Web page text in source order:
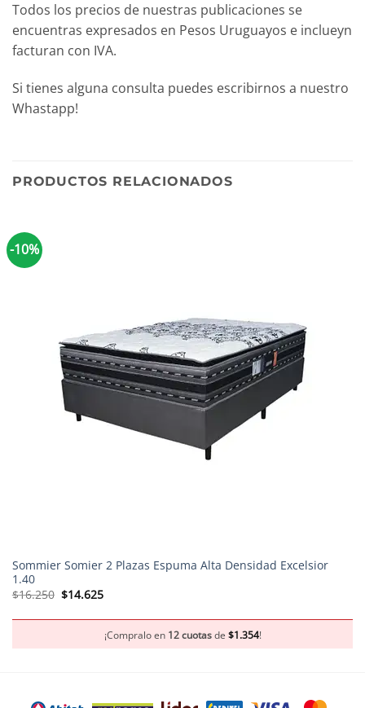
Todos los precios de nuestras publicaciones se
encuentras expresados en Pesos Uruguayos e inclueyn
facturan con IVA.
Si tienes alguna consulta puedes escribirnos a nuestro
Whastapp!
PRODUCTOS RELACIONADOS
-10%
Sommier Somier 2 Plazas Espuma Alta Densidad Excelsior
1.40
$16.250 El
precio
era:
$16.250.
$14.625El
precio
es:
$14.625.
¡Compralo en 12 cuotasde $1.354!